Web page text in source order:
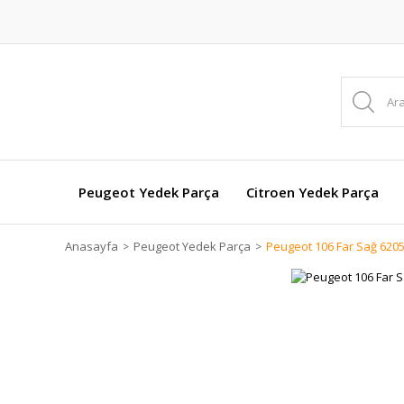
Peugeot Yedek Parça Citroen Yedek Parça
Anasayfa Peugeot Yedek Parça Peugeot 106 Far Sağ